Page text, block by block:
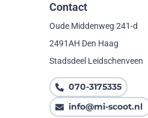
Contact
Oude Middenweg 241-d
2491AH Den Haag
Stadsdeel Leidschenveen
070-3175335
info@mi-scoot.nl